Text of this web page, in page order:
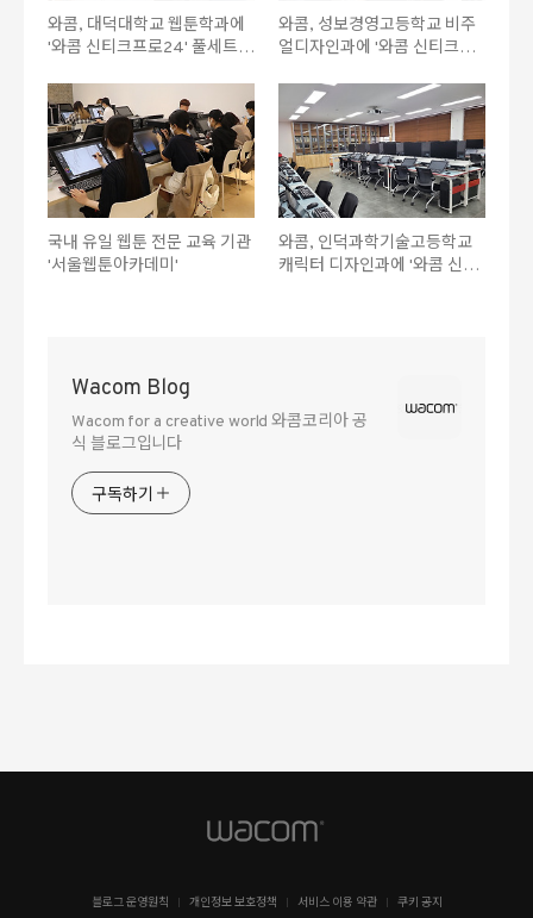
와콤, 대덕대학교 웹툰학과에
'와콤 신티크프로24' 풀세트
와콤, 성보경영고등학교 비주
얼디자인과에 '와콤 신티크프
국내 유일 웹툰 전문 교육 기관
'서울웹툰아카데미'
와콤, 인덕과학기술고등학교
캐릭터 디자인과에 '와콤 신티
Wacom Blog
Wacom for a creative world 와콤코리아 공
식 블로그입니다
구독하기
블로그 운영원칙 개인정보 보호정책 서비스 이용 약관 쿠키 공지